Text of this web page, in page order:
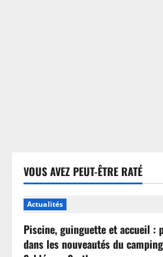
VOUS AVEZ PEUT-ÊTRE RATÉ
Actualités
Piscine, guinguette et accueil :
dans les nouveautés du